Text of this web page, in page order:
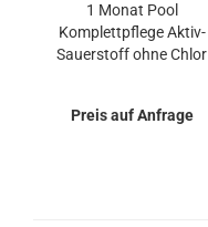
1 Monat Pool
Komplettpflege Aktiv-
Sauerstoff ohne Chlor
Preis auf Anfrage